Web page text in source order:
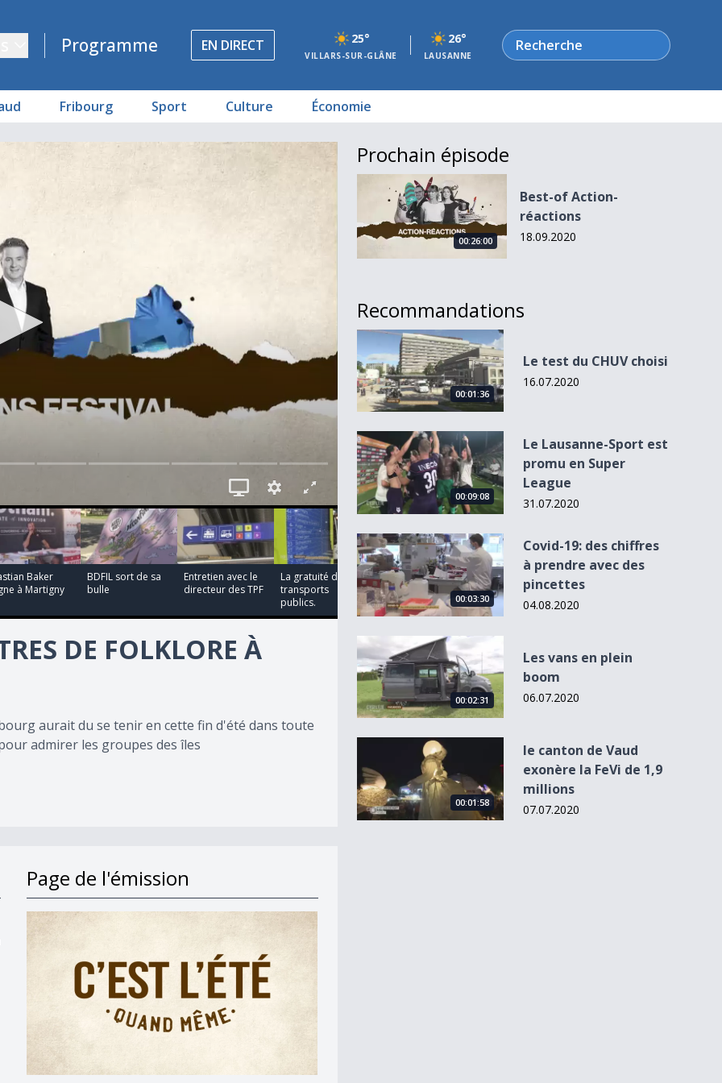
Programme EN DIRECT 25°
VILLARS-SUR-GLÂNE
26°
LAUSANNE
Rechercher
Fribourg Sport Culture Économie
Baker
à Martigny
BDFIL sort de sa
bulle
Entretien avec le
directeur des TPF
00:00:24
La gratuité des
transports
publics.
00:02:23
L'interview Ping-
pong avec Arnaud
C...
00:02:39
Ça grimpe 1/2
00:03:40
Rencontres de
folklore...
DE FOLKLORE À
aurait du se tenir en cette fin d'été dans toute
admirer les groupes des îles
Page de l'émission
Prochain épisode
Best-of Action-réactions
00:26:00
Best-of Action-
réactions
18.09.2020
Recommandations
Le test du CHUV choisi
00:01:36
Le test du CHUV choisi
16.07.2020
Le Lausanne-Sport est promu en Super League
00:09:08
Le Lausanne-Sport est
promu en Super
League
31.07.2020
Covid-19: des chiffres à prendre avec des pincettes
00:03:30
Covid-19: des chiffres
à prendre avec des
pincettes
04.08.2020
Les vans en plein boom
00:02:31
Les vans en plein
boom
06.07.2020
le canton de Vaud exonère la FeVi de 1,9 millions
00:01:58
le canton de Vaud
exonère la FeVi de 1,9
millions
07.07.2020